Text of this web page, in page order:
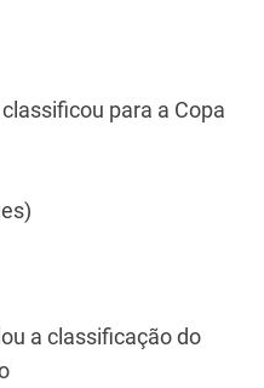
para a Copa
a classificação do